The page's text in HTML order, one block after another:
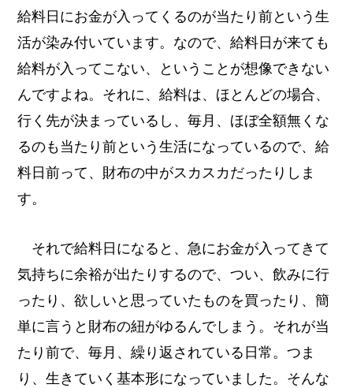
給料日にお金が入ってくるのが当たり前という生
活が染み付いています。なので、給料日が来ても
給料が入ってこない、ということが想像できない
んですよね。それに、給料は、ほとんどの場合、
行く先が決まっているし、毎月、ほぼ全額無くな
るのも当たり前という生活になっているので、給
料日前って、財布の中がスカスカだったりしま
す。
それで給料日になると、急にお金が入ってきて
気持ちに余裕が出たりするので、つい、飲みに行
ったり、欲しいと思っていたものを買ったり、簡
単に言うと財布の紐がゆるんでしまう。それが当
たり前で、毎月、繰り返されている日常。つま
り、生きていく基本形になっていました。そんな